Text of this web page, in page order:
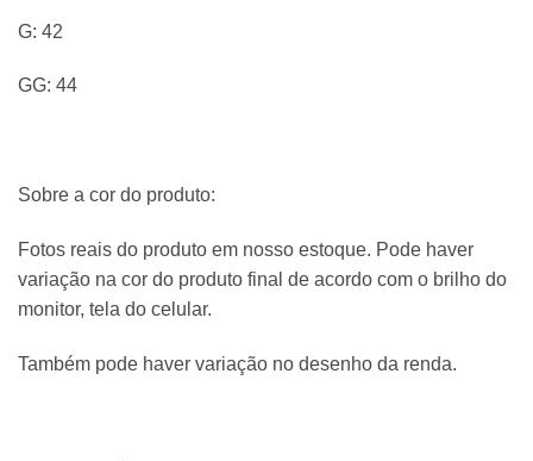
G: 42
GG: 44
Sobre a cor do produto:
Fotos reais do produto em nosso estoque. Pode haver
variação na cor do produto final de acordo com o brilho do
monitor, tela do celular.
Também pode haver variação no desenho da renda.